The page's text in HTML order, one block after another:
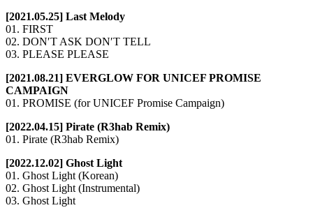
[2021.05.25] Last Melody
01. FIRST
02. DON′T ASK DON′T TELL
03. PLEASE PLEASE
[2021.08.21] EVERGLOW FOR UNICEF PROMISE
CAMPAIGN
01. PROMISE (for UNICEF Promise Campaign)
[2022.04.15] Pirate (R3hab Remix)
01. Pirate (R3hab Remix)
[2022.12.02] Ghost Light
01. Ghost Light (Korean)
02. Ghost Light (Instrumental)
03. Ghost Light